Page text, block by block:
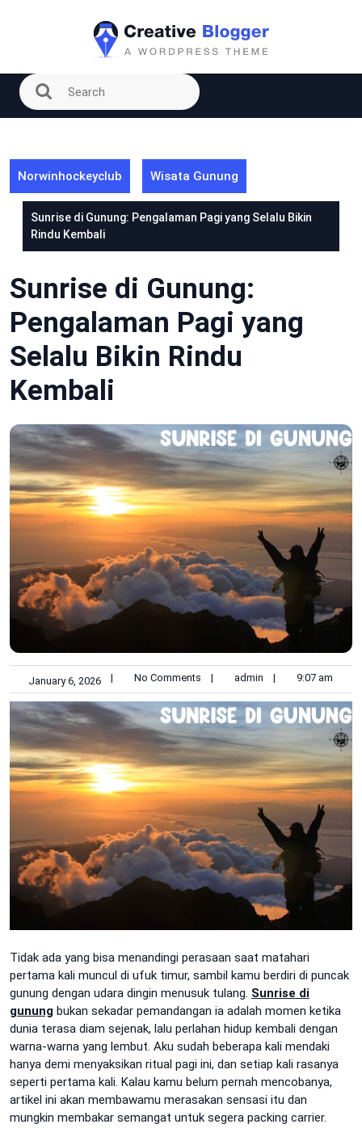
Norwinhockeyclub Wisata Gunung
Sunrise di Gunung: Pengalaman Pagi yang Selalu Bikin
Rindu Kembali
Sunrise di Gunung:
Pengalaman Pagi yang
Selalu Bikin Rindu
Kembali
January 6, 2026 | No Comments | admin | 9:07 am
Tidak ada yang bisa menandingi perasaan saat matahari
pertama kali muncul di ufuk timur, sambil kamu berdiri di puncak
gunung dengan udara dingin menusuk tulang. Sunrise di
gunung bukan sekadar pemandangan ia adalah momen ketika
dunia terasa diam sejenak, lalu perlahan hidup kembali dengan
warna-warna yang lembut. Aku sudah beberapa kali mendaki
hanya demi menyaksikan ritual pagi ini, dan setiap kali rasanya
seperti pertama kali. Kalau kamu belum pernah mencobanya,
artikel ini akan membawamu merasakan sensasi itu dan
mungkin membakar semangat untuk segera packing carrier.